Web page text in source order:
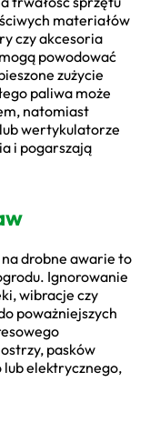
materiałów
czy akcesoria
powodować
zużycie
paliwa może
natomiast
wertykulatorze
i pogarszają
drobne awarie to
Ignorowanie
wibracje czy
poważniejszych
pasków
lub elektrycznego,